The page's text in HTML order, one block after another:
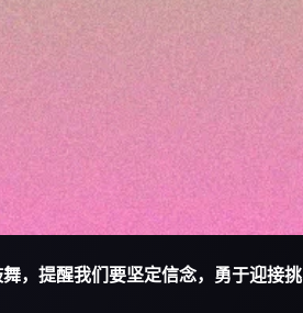
，提醒我们要坚定信念，勇于迎接挑